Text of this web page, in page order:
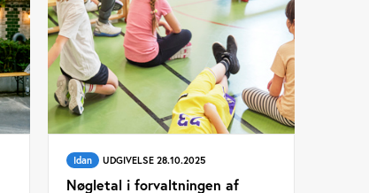
Idan UDGIVELSE 28.10.2025
Nøgletal i forvaltningen af